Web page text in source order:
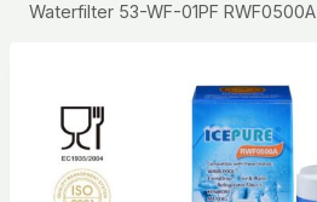
Waterfilter 53-WF-01PF RWF0500A